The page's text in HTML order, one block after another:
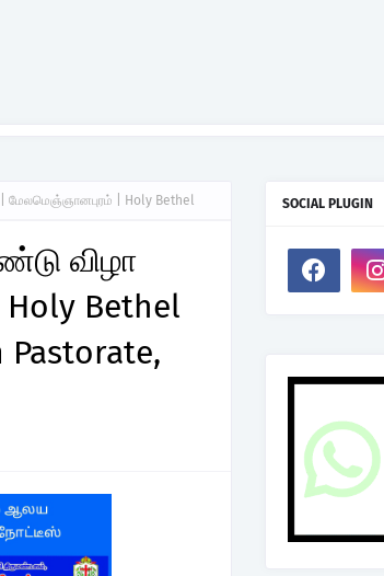
மேலமெஞ்ஞானபுரம் | Holy Bethel
விழா
Bethel
Pastorate,
SOCIAL PLUGIN